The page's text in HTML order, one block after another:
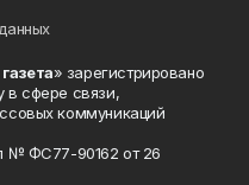
» зарегистрировано
в сфере связи,
коммуникаций
№ ФС77-90162 от 26